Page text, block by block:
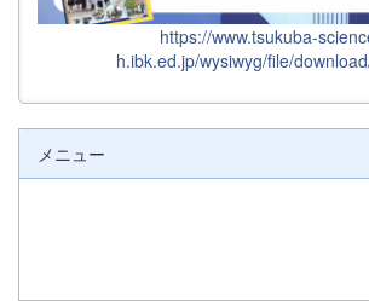
https://www.tsukuba-
h.ibk.ed.jp/wysiwyg/file/
メニュー